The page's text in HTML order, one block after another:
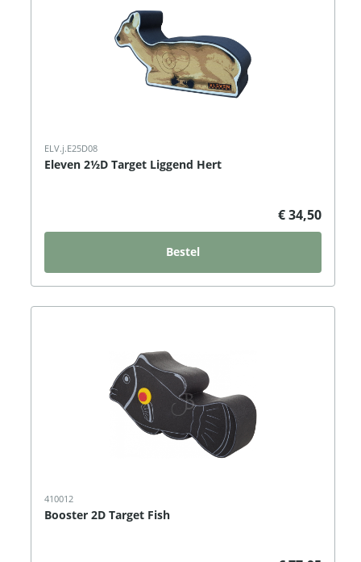
ELV.j.E25D08
Eleven 2½D Target Liggend Hert
€ 34,50
Bestel
410012
Booster 2D Target Fish